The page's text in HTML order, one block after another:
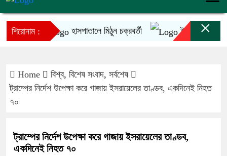
শিরোনাম : হাসপাতালে মিঠুন চক্রবর্তী ইনফান্তিনোর×
Home বিশ্ব, বিশেষ সংবাদ, সর্বশেষ
ট্রাম্পের নির্দেশ উপেক্ষা করে গাজায় ইসরায়েলের তাণ্ডব, একদিনেই নিহত
৭০
ট্রাম্পের নির্দেশ উপেক্ষা করে গাজায় ইসরায়েলের তাণ্ডব,
একদিনেই নিহত ৭০